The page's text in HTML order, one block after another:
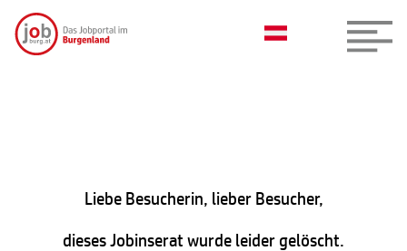
Liebe Besucherin, lieber Besucher,
dieses Jobinserat wurde leider gelöscht.